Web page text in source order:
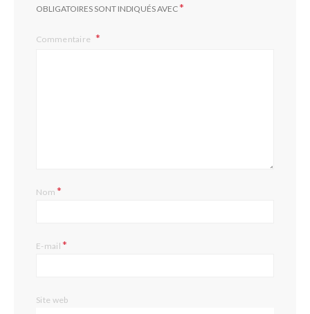
OBLIGATOIRES SONT INDIQUÉS AVEC*
Commentaire
Nom*
E-mail*
Site web